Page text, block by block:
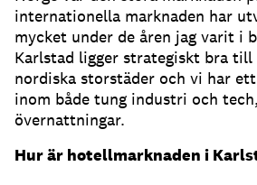
internationella marknaden har
mycket under de åren jag varit i
Karlstad ligger strategiskt bra till
nordiska storstäder och vi har
inom både tung industri och
övernattningar.
Hur är hotellmarknaden i